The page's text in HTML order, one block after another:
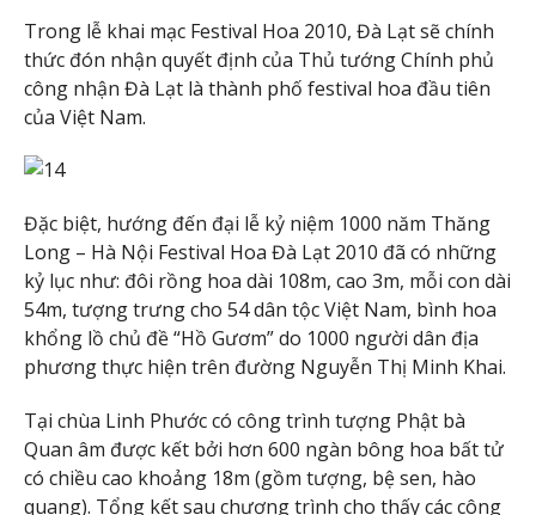
Trong lễ khai mạc Festival Hoa 2010, Đà Lạt sẽ chính
thức đón nhận quyết định của Thủ tướng Chính phủ
công nhận Đà Lạt là thành phố festival hoa đầu tiên
của Việt Nam.
Đặc biệt, hướng đến đại lễ kỷ niệm 1000 năm Thăng
Long – Hà Nội Festival Hoa Đà Lạt 2010 đã có những
kỷ lục như: đôi rồng hoa dài 108m, cao 3m, mỗi con dài
54m, tượng trưng cho 54 dân tộc Việt Nam, bình hoa
khổng lồ chủ đề “Hồ Gươm” do 1000 người dân địa
phương thực hiện trên đường Nguyễn Thị Minh Khai.
Tại chùa Linh Phước có công trình tượng Phật bà
Quan âm được kết bởi hơn 600 ngàn bông hoa bất tử
có chiều cao khoảng 18m (gồm tượng, bệ sen, hào
quang). Tổng kết sau chương trình cho thấy các công